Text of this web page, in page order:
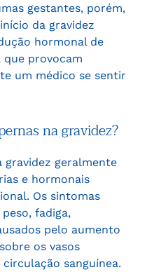
gestantes, porém,
da gravidez
hormonal de
que provocam
um médico se sentir
na gravidez?
gravidez geralmente
e hormonais
Os sintomas
fadiga,
pelo aumento
os vasos
sanguínea.